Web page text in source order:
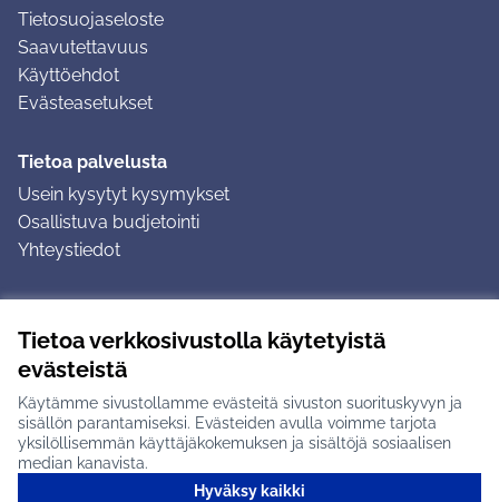
Tietoa verkkosivustolla käytetyistä
evästeistä
Käytämme sivustollamme evästeitä sivuston suorituskyvyn ja
sisällön parantamiseksi. Evästeiden avulla voimme tarjota
yksilöllisemmän käyttäjäkokemuksen ja sisältöjä sosiaalisen
median kanavista.
Hyväksy kaikki
Tietosuojaseloste
Saavutettavuus
Käyttöehdot
Evästeasetukset
Tietoa palvelusta
Usein kysytyt kysymykset
Osallistuva budjetointi
Yhteystiedot
Ohjeet kirjautumiseen
Ohjeet kommentin jättämiseen